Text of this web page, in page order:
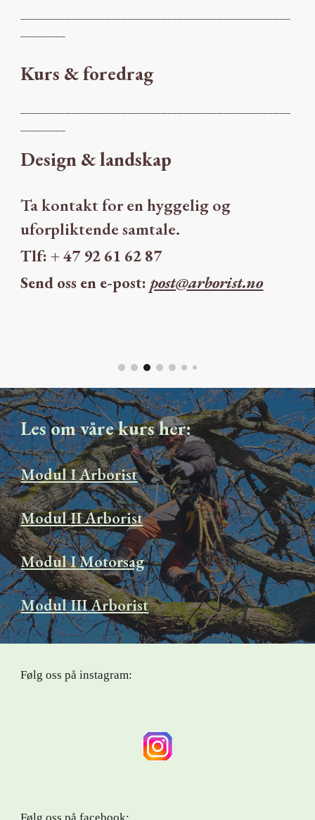
Kurs & foredrag
Design & landskap
Ta kontakt for en hyggelig og
uforpliktende samtale.
Tlf: + 47 92 61 62 87
Send oss en e-post: post@arborist.no
Les om våre kurs her:
Modul I Arborist
ModulIIArborist
ModulIMotorsag
ModulIIIArborist
Følg oss på instagram: